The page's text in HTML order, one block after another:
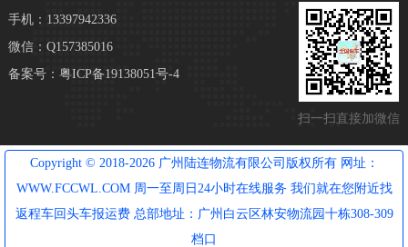
扫一扫直接加微信
手机：13397942336
微信：Q157385016
备案号： 粤ICP备19138051号-4
Copyright © 2018-2026 广州陆连物流有限公司版权所有 网址：
WWW.FCCWL.COM 周一至周日24小时在线服务 我们就在您附近找
返程车回头车报运费 总部地址：广州白云区林安物流园十栋308-309
档口